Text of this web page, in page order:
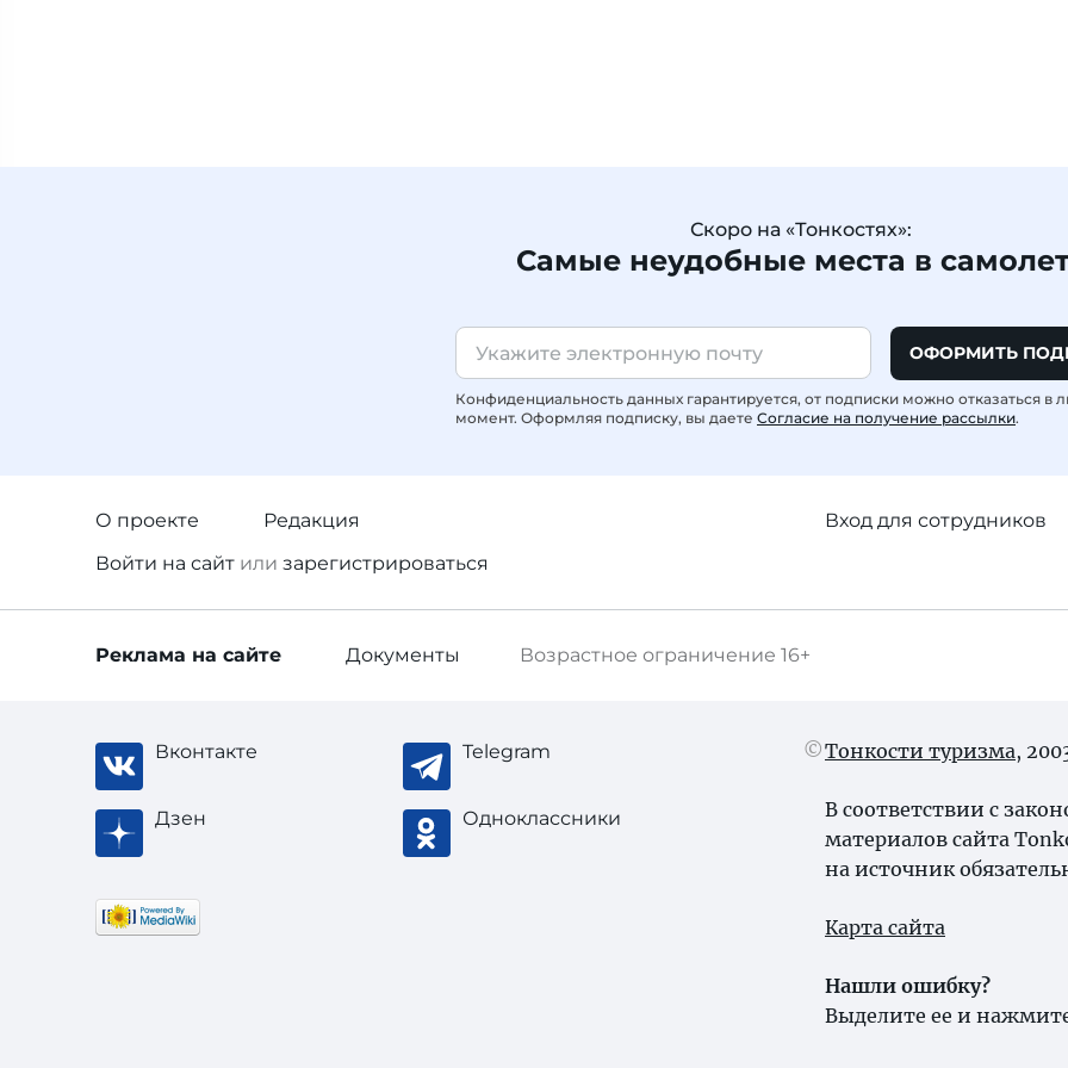
Скоро на «Тонкостях»:
Самые неудобные места в
ОФОРМИТЬ
Конфиденциальность данных гарантируется, от подписки можно отказаться в
момент. Оформляя подписку, вы даете Согласие на получение рассылки.
О проекте
Редакция
Войти на сайт или зарегистрироваться
Вход для сотрудников
Возрастное ограничение 16+
Реклама на сайте Документы
Вконтакте Telegram
Дзен Одноклассники
Тонкости туризма,
В соответствии с
материалов сайта
на источник
Карта сайта
Нашли ошибку?
Выделите ее и